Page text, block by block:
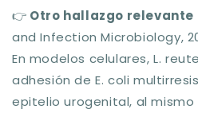
👉 Otro hallazgo relevante
and Infection Microbiology,
En modelos celulares,L.
adhesión deE. coli
epitelio urogenital, al